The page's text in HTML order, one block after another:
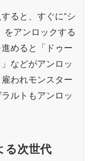
ると、すぐに“シ
をアンロックする
めると「ドゥー
などがアンロッ
われモンスター
ルトもアンロッ
る次世代